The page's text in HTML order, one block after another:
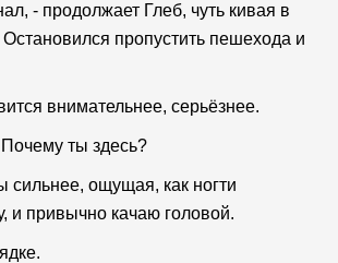
- продолжает Глеб, чуть кивая в
Остановился пропустить пешехода и
внимательнее, серьёзнее.
ты здесь?
ощущая, как ногти
и привычно качаю головой.